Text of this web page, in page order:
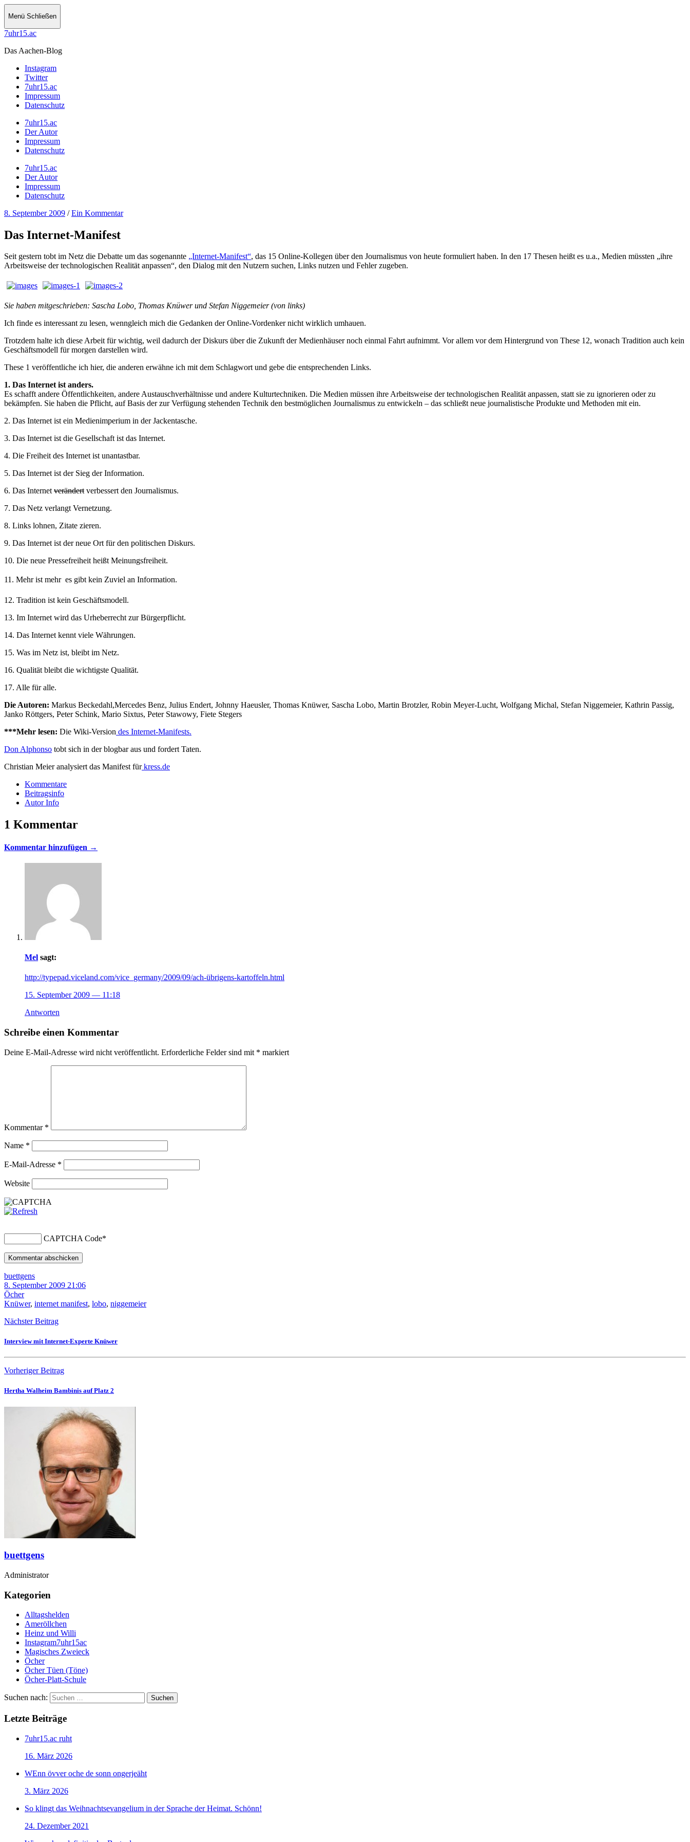
Menü Schließen
7uhr15.ac
Das Aachen-Blog
Instagram
Twitter
7uhr15.ac
Impressum
Datenschutz
7uhr15.ac
Der Autor
Impressum
Datenschutz
7uhr15.ac
Der Autor
Impressum
Datenschutz
8. September 2009 / Ein Kommentar
Das Internet-Manifest
Seit gestern tobt im Netz die Debatte um das sogenannte „Internet-Manifest“, das 15 Online-Kollegen über den Journalismus von heute formuliert haben. In den 17 Thesen heißt es u.a., Medien müssten „ihre
Arbeitsweise der technologischen Realität anpassen“, den Dialog mit den Nutzern suchen, Links nutzen und Fehler zugeben.
Sie haben mitgeschrieben: Sascha Lobo, Thomas Knüwer und Stefan Niggemeier (von links)
Ich finde es interessant zu lesen, wenngleich mich die Gedanken der Online-Vordenker nicht wirklich umhauen.
Trotzdem halte ich diese Arbeit für wichtig, weil dadurch der Diskurs über die Zukunft der Medienhäuser noch einmal Fahrt aufnimmt. Vor allem vor dem Hintergrund von These 12, wonach Tradition auch kein
Geschäftsmodell für morgen darstellen wird.
These 1 veröffentliche ich hier, die anderen erwähne ich mit dem Schlagwort und gebe die entsprechenden Links.
1. Das Internet ist anders.
Es schafft andere Öffentlichkeiten, andere Austauschverhältnisse und andere Kulturtechniken. Die Medien müssen ihre Arbeitsweise der technologischen Realität anpassen, statt sie zu ignorieren oder zu
bekämpfen. Sie haben die Pflicht, auf Basis der zur Verfügung stehenden Technik den bestmöglichen Journalismus zu entwickeln – das schließt neue journalistische Produkte und Methoden mit ein.
2. Das Internet ist ein Medienimperium in der Jackentasche.
3. Das Internet ist die Gesellschaft ist das Internet.
4. Die Freiheit des Internet ist unantastbar.
5. Das Internet ist der Sieg der Information.
6. Das Internetverändertverbessert den Journalismus.
7. Das Netz verlangt Vernetzung.
8. Links lohnen, Zitate zieren.
9. Das Internet ist der neue Ort für den politischen Diskurs.
10. Die neue Pressefreiheit heißt Meinungsfreiheit.
11. Mehr ist mehr  es gibt kein Zuviel an Information.
12. Tradition ist kein Geschäftsmodell.
13. Im Internet wird das Urheberrecht zur Bürgerpflicht.
14. Das Internet kennt viele Währungen.
15. Was im Netz ist, bleibt im Netz.
16. Qualität bleibt die wichtigste Qualität.
17. Alle für alle.
Die Autoren: Markus Beckedahl,Mercedes Benz, Julius Endert, Johnny Haeusler, Thomas Knüwer, Sascha Lobo, Martin Brotzler, Robin Meyer-Lucht, Wolfgang Michal, Stefan Niggemeier, Kathrin Passig,
Janko Röttgers, Peter Schink, Mario Sixtus, Peter Stawowy, Fiete Stegers
***Mehr lesen: Die Wiki-Version des Internet-Manifests.
Don Alphonso tobt sich in der blogbar aus und fordert Taten.
Christian Meier analysiert das Manifest fürkress.de
Kommentare
Beitragsinfo
Autor Info
1 Kommentar
Kommentar hinzufügen →
Mel sagt:
http://typepad.viceland.com/vice_germany/2009/09/ach-übrigens-kartoffeln.html
15. September 2009 — 11:18
Antworten
Schreibe einen Kommentar
Deine E-Mail-Adresse wird nicht veröffentlicht. Erforderliche Felder sind mit * markiert
Kommentar *
Name *
E-Mail-Adresse *
Website
CAPTCHA Code*
buettgens
8. September 2009 21:06
Öcher
Knüwer, internet manifest, lobo, niggemeier
Nächster Beitrag
Interview mit Internet-Experte Knüwer
Vorheriger Beitrag
Hertha Walheim Bambinis auf Platz 2
buettgens
Administrator
Kategorien
Alltagshelden
Ameröllchen
Heinz und Willi
Instagram7uhr15ac
Magisches Zweieck
Öcher
Öcher Tüen (Töne)
Öcher-Platt-Schule
Suchen nach:
Letzte Beiträge
7uhr15.ac ruht
16. März 2026
WEnn övver oche de sonn ongerjeäht
3. März 2026
So klingt das Weihnachtsevangelium in der Sprache der Heimat. Schönn!
24. Dezember 2021